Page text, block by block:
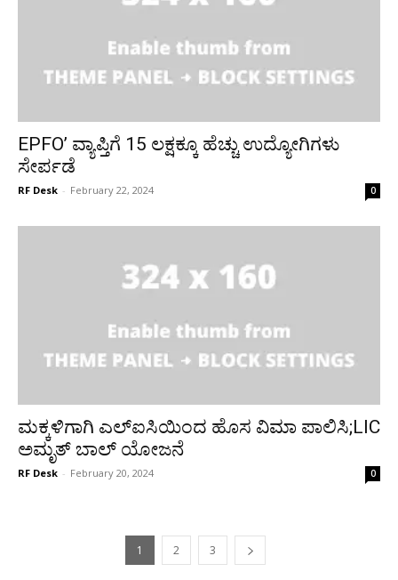
EPFO’ ವ್ಯಾಪ್ತಿಗೆ 15 ಲಕ್ಷಕ್ಕೂ ಹೆಚ್ಚು ಉದ್ಯೋಗಿಗಳು
ಸೇರ್ಪಡೆ
RF Desk - February 22, 2024 0
ಮಕ್ಕಳಿಗಾಗಿ ಎಲ್‌ಐಸಿಯಿಂದ ಹೊಸ ವಿಮಾ ಪಾಲಿಸಿ;LIC
ಅಮೃತ್ ಬಾಲ್ ಯೋಜನೆ
RF Desk - February 20, 2024 0
1 2 3